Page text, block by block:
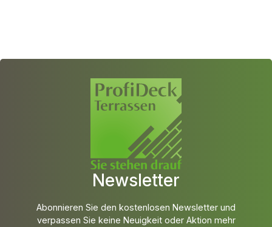
Newsletter
Abonnieren Sie den kostenlosen Newsletter und
verpassen Sie keine Neuigkeit oder Aktion mehr